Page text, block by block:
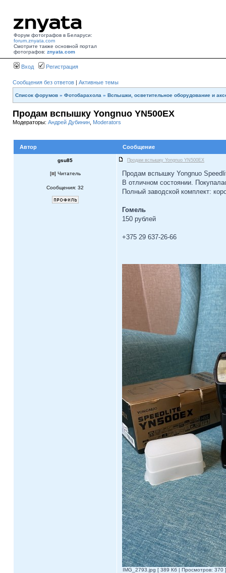
Форум фотографов в Беларуси:
forum.znyata.com
Смотрите также основной портал
фотографов: znyata.com
Вход Регистрация
Сообщения без ответов | Активные темы
Список форумов » Фотобарахола » Вспышки, осветительное оборудование и
Продам вспышку Yongnuo YN500EX
Модераторы: Андрей Дубинин Moderators
Автор Сообщение
gsu85 Продам вспышку Yongnuo YN500EX
[ ] Читатель
Сообщения: 32
Продам вспышку Yongnuo
В отличном состоянии.
Полный заводской комплект:
Гомель
150 рублей
+375 29 637-26-66
IMG_2793.jpg [ 389 Кб | Просмотров: 370 ]